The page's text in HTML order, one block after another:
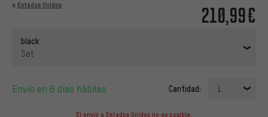
210,99€
a Estados Unidos
black
Set
Envío en 6 días hábiles Cantidad: 1
El envío a Estados Unidos no es posible.